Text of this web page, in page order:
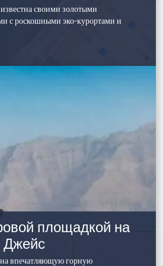
своими золотыми
с роскошными эко-курортами и
площадкой на
впечатляющую горную